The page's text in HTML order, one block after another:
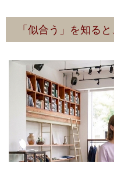
「似合う」を知る